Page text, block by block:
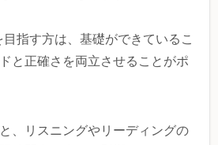
指す方は、基礎ができているこ
と正確さを両立させることがポ
、リスニングやリーディングの